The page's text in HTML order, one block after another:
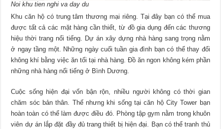
Noi khu tien nghi va day du
Khu căn hộ có trung tâm thương mại riêng. Tại đây bạn có thể mua
được tất cả các mặt hàng cần thiết, từ đồ gia dụng đến các thương
hiệu thời trang nổi tiếng. Dự án xây dựng nhà hàng sang trọng nằm
ở ngay tầng một. Những ngày cuối tuần gia đình bạn có thể thay đổi
không khí bằng việc ăn tối tại nhà hàng. Đồ ăn ngon không kém phần
những nhà hàng nổi tiếng ở Bình Dương.
Cuộc sống hiện đại vốn bận rộn, nhiều người không có thời gian
chăm sóc bản thân. Thế nhưng khi sống tại căn hộ City Tower bạn
hoàn toàn có thể làm được điều đó. Phòng tập gym nằm trong khuôn
viên dự án lắp đặt đầy đủ trang thiết bị hiện đại. Bạn có thể tranh thủ